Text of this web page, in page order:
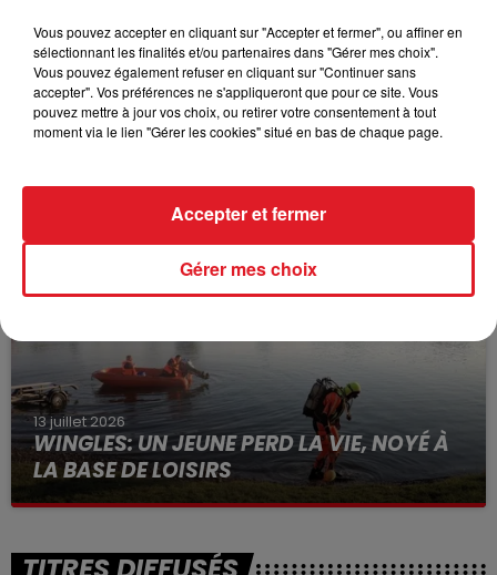
15 juillet 2026
VOLONTAIRE EN COURS, APRÈS LA...
Selon les premiers éléments, le logement servait
à des prostituées
13 juillet 2026
WINGLES: UN JEUNE PERD LA VIE, NOYÉ À
LA BASE DE LOISIRS
La victime a coulé à pic
Vous pouvez accepter en cliquant sur "Accepter et fermer", ou affiner en
sélectionnant les finalités et/ou partenaires dans "Gérer mes choix".
Vous pouvez également refuser en cliquant sur "Continuer sans
accepter". Vos préférences ne s'appliqueront que pour ce site. Vous
pouvez mettre à jour vos choix, ou retirer votre consentement à tout
moment via le lien "Gérer les cookies" situé en bas de chaque page.
Gérer mes choix
Accepter et fermer